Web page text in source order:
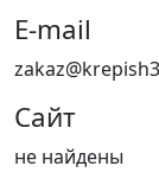
E-mail
Сайт
не найдены